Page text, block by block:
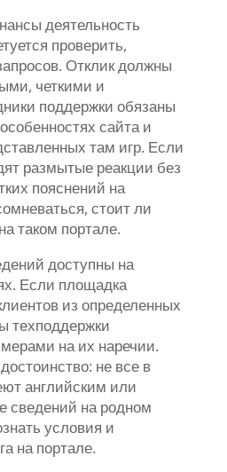
деятельность
проверить,
Отклик должны
четкими и
поддержки обязаны
сайта и
там игр. Если
размытые реакции без
пояснений на
стоит ли
таком портале.
доступны на
Если площадка
из определенных
техподдержки
на их наречии.
не все в
английским или
сведений на родном
условия и
на портале.